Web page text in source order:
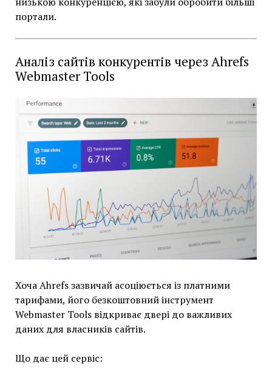
портали.
Аналіз сайтів конкурентів через Ahrefs
Webmaster Tools
Хоча Ahrefs зазвичай асоціюється із платними
тарифами, його безкоштовний інструмент
Webmaster Tools відкриває двері до важливих
даних для власників сайтів.
Що дає цей сервіс: